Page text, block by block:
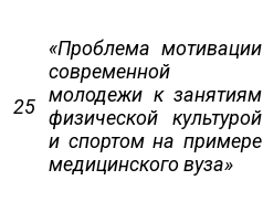
25
«Проблема мотивации
современной
молодежи к занятиям
физической культурой
и спортом на примере
медицинского вуза»